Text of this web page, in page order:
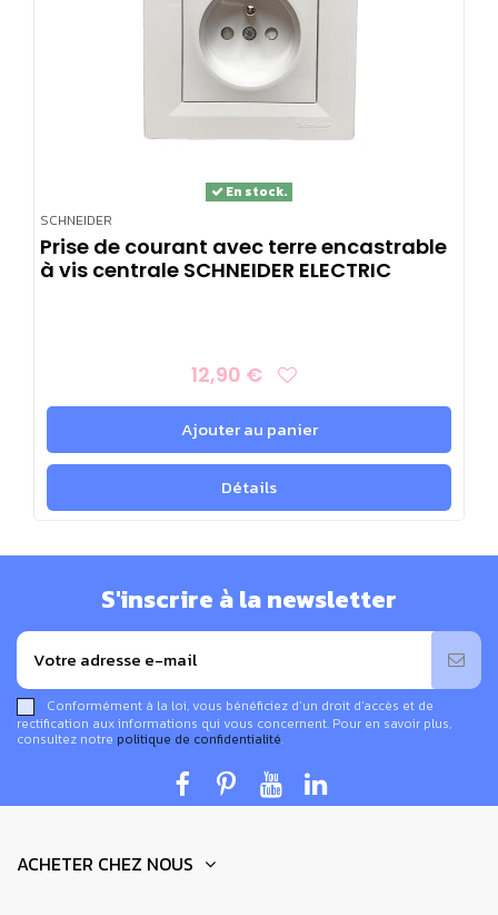
SCHNEIDER
En stock.
Prise de courant avec terre encastrable
à vis centrale SCHNEIDER ELECTRIC
12,90 €
Ajouter au panier
Détails
S'inscrire à la newsletter
Conformément à la loi, vous bénéficiez d’un droit d’accès et de
rectification aux informations qui vous concernent. Pour en savoir plus,
consultez notre politique de confidentialité.
ACHETER CHEZ NOUS